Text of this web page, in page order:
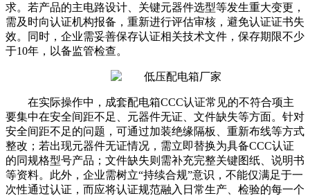
求。若产品的主电路设计、关键元器件选型等发生重大变更，
需及时向认证机构报备，重新进行评估审核，避免认证证书失
效。同时，企业需妥善保存认证相关技术文件，保存期限不少
于10年，以备监管检查。
在实际操作中，成套配电箱CCC认证常见的不符合项主
要集中在安全间距不足、元器件无证、文件缺失等方面。针对
安全间距不足的问题，可通过加装绝缘隔板、重新布线等方式
整改；若出现元器件无证情况，需立即替换为具备CCC认证
的同规格型号产品；文件缺失则需补充完整关键图纸、说明书
等资料。此外，企业需树立“持续合规”意识，不能仅满足于一
次性通过认证，而应将认证规范融入日常生产、检验的每一个